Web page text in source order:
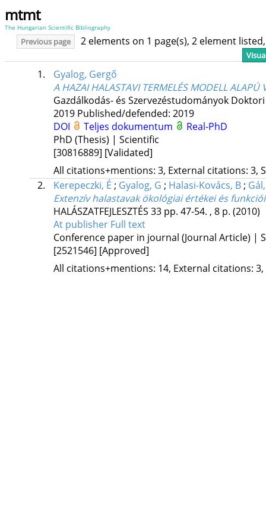
mtmt
The Hungarian Scientific Bibliography
Previous page 2 elements on 1 page(s), 2 element
1.
Gyalog, Gergő
A HAZAI HALASTAVI TERMELÉS MODELL ALAPÚ
Gazdálkodás- és Szervezéstudományok
2019 Published/defended: 2019
DOI
Teljes dokumentum
Real-PhD
PhD (Thesis) | Scientific
[30816889] [Validated]
All citations+mentions: 3, External citations: 3,
2.
Kerepeczki, É ; Gyalog, G ; Halasi-Kovács, B;
Extenzív halastavak ökológiai értékei és funkciói
HALÁSZATFEJLESZTÉS 33 pp. 47-54. , 8 p. (2010)
At publisher Full text
Conference paper in journal (Journal Article) |
[2521546] [Approved]
All citations+mentions: 14, External citations: